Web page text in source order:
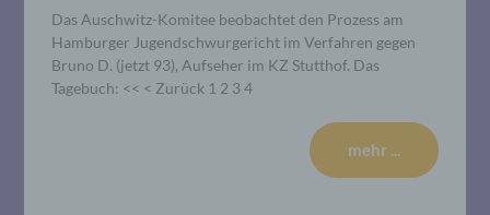
Das Auschwitz-Komitee beobachtet den Prozess am
Hamburger Jugendschwurgericht im Verfahren gegen
Bruno D. (jetzt 93), Aufseher im KZ Stutthof. Das
Tagebuch: << < Zurück 1 2 3 4
mehr ...